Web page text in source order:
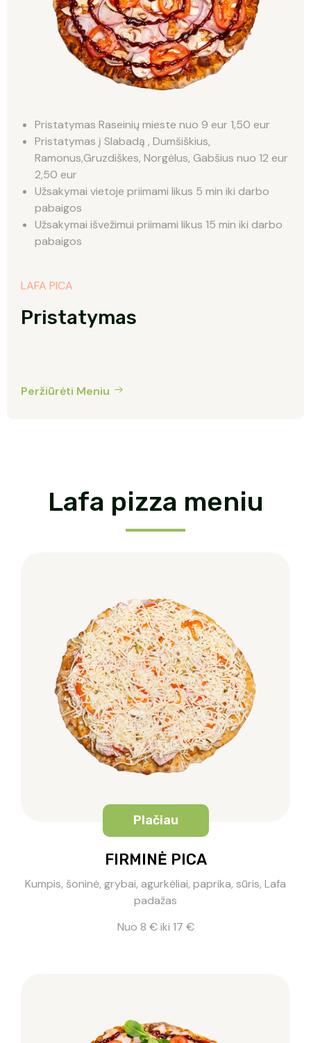
LAFA PICA
Pristatymas
Peržiūrėti Meniu
Pristatymas Raseinių mieste nuo 9 eur 1,50 eur
Pristatymas į Slabadą , Dumšiškius,
Ramonus,Gruzdiškes, Norgėlus, Gabšius nuo 12 eur
2,50 eur
Užsakymai vietoje priimami likus 5 min iki darbo
pabaigos
Užsakymai išvežimui priimami likus 15 min iki darbo
pabaigos
Lafa pizza meniu
Plačiau
FIRMINĖ PICA
Kumpis, šoninė, grybai, agurkėliai, paprika, sūris, Lafa
padažas
Nuo 8 € iki 17 €